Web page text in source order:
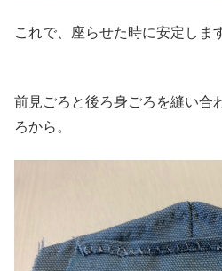
これで、座らせた時に安定しま
前見ごろと後ろ身ごろを縫い合
ろから。